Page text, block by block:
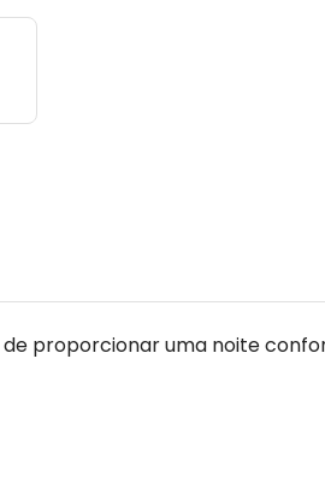
proporcionar uma noite